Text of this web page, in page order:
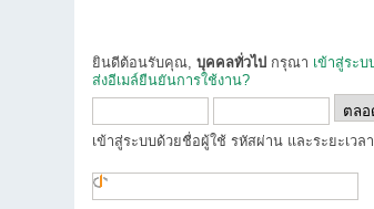
ยินดีต้อนรับคุณ,บุคคลทั่วไป กรุณา เข้าสู่ระบ
ส่งอีเมล์ยืนยันการใช้งาน?
เข้าสู่ระบบด้วยชื่อผู้ใช้ รหัสผ่าน และระยะเวล